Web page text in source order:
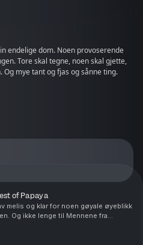
endelige dom. Noen provoserende
Tore skal tegne, noen skal gjette,
Og mye tant og fjas og sånne ting.
of Papaya
melis og klar for noen gøyale øyeblikk
Og ikke lenge til Mennene fra
i sesong nå!